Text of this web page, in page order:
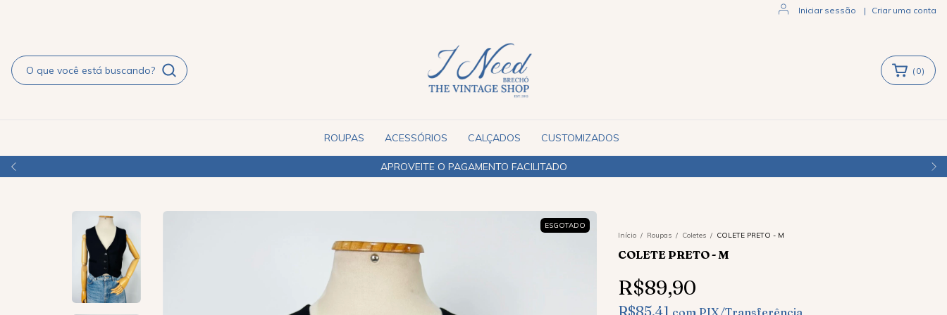
Iniciar sessão | Criar uma conta
ENVIAMOS PARA TODO O BRASIL
( 0)
ROUPAS ACESSÓRIOS CALÇADOS CUSTOMIZADOS
ESGOTADO
Início / Roupas / Coletes / COLETE PRETO - M
COLETE PRETO - M
R$89,90
R$85,41 com PIX/Transferência